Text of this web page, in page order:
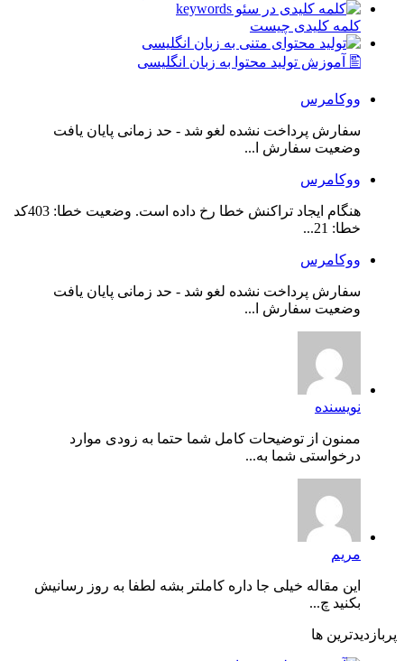
کلمه کلیدی چیست
🖺 آموزش تولید محتوا به زبان انگلیسی
ووکامرس
سفارش پرداخت نشده لغو شد - حد زمانی پایان یافت
وضعیت سفارش ا...
ووکامرس
هنگام ایجاد تراکنش خطا رخ داده است. وضعیت خطا: 403کد
خطا: 21...
ووکامرس
سفارش پرداخت نشده لغو شد - حد زمانی پایان یافت
وضعیت سفارش ا...
نویسنده
ممنون از توضیحات کامل شما حتما به زودی موارد
درخواستی شما به...
مریم
این مقاله خیلی جا داره کاملتر بشه لطفا به روز رسانیش
بکنید چ...
پربازدیدترین ها